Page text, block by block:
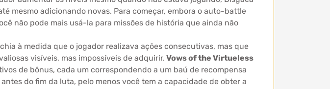
mesmo adicionando novas. Para começar, embora o auto-battle
não pode mais usá-la para missões de história que ainda não
à medida que o jogador realizava ações consecutivas, mas que
visíveis, mas impossíveis de adquirir. Vows of the Virtueless
de bônus, cada um correspondendo a um baú de recompensa
do fim da luta, pelo menos você tem a capacidade de obter a